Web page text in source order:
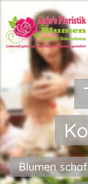
Blumen